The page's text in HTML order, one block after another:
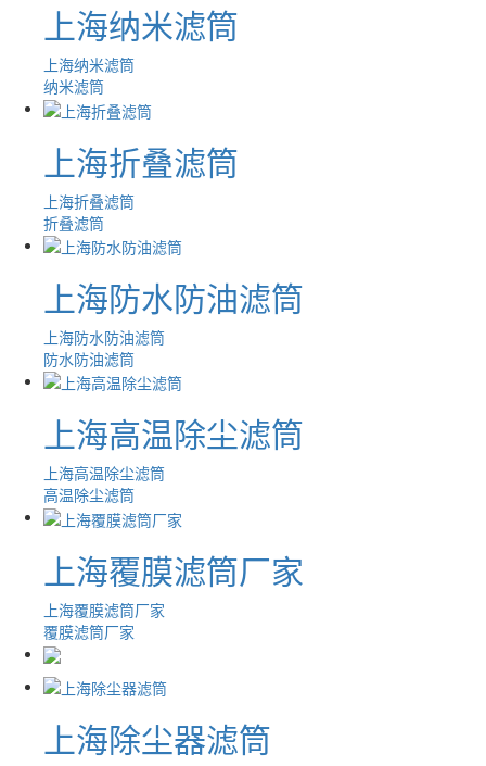
上海纳米滤筒
上海纳米滤筒
纳米滤筒
上海折叠滤筒
上海折叠滤筒
折叠滤筒
上海防水防油滤筒
上海防水防油滤筒
防水防油滤筒
上海高温除尘滤筒
上海高温除尘滤筒
高温除尘滤筒
上海覆膜滤筒厂家
上海覆膜滤筒厂家
覆膜滤筒厂家
上海除尘器滤筒